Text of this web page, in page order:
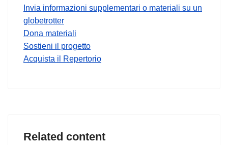
Invia informazioni supplementari o materiali su un
globetrotter
Dona materiali
Sostieni il progetto
Acquista il Repertorio
Related content